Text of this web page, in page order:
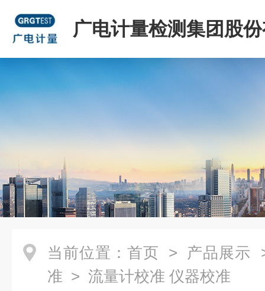
广电计量检测集团股
司
当前位置： 首页 > 产品展示
准 > 流量计校准 仪器校准